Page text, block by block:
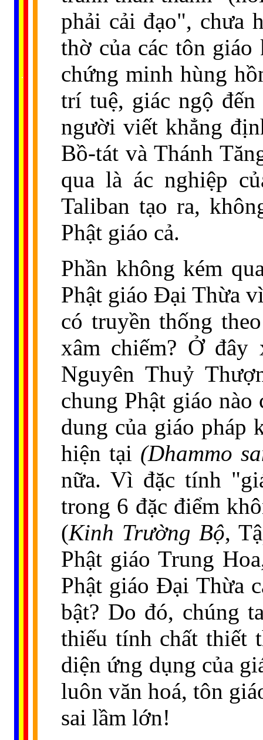
.
phải cải đạo", chưa
thờ của các tôn
chứng minh hùng
trí tuệ, giác ngộ
người viết khẳng
Bồ-tát và Thánh
qua là ác nghiệp
Taliban tạo ra,
Phật giáo cả.
Phần không kém
Phật giáo Đại Thừa
có truyền thống
xâm chiếm? Ở
Nguyên Thuỷ
chung Phật giáo
dung của giáo pháp
hiện tại (Dhammo
nữa. Vì đặc tính
trong 6 đặc điểm
(Kinh Trường Bộ,
Phật giáo Trung
Phật giáo Đại Thừa
bật? Do đó, chúng
thiếu tính chất thiết
diện ứng dụng của
luôn văn hoá, tôn
sai lầm lớn!